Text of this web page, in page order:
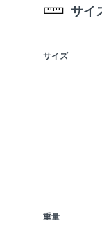
サイ
サイズ
重量